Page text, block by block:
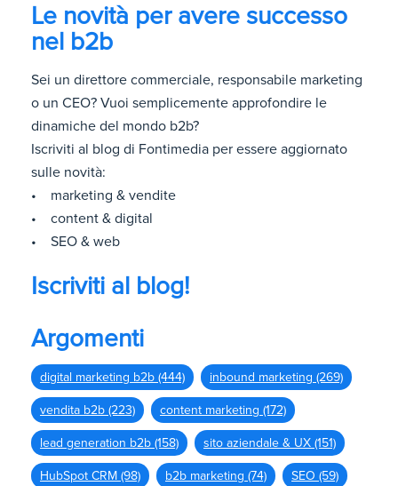
Le novità per avere successo
nel b2b
Sei un direttore commerciale, responsabile marketing
o un CEO? Vuoi semplicemente approfondire le
dinamiche del mondo b2b?
Iscriviti al blog di Fontimedia per essere aggiornato
sulle novità:
• marketing & vendite
• content & digital
• SEO & web
Iscriviti al blog!
Argomenti
digital marketing b2b (444) inbound marketing (269)
vendita b2b (223) content marketing (172)
lead generation b2b (158) sito aziendale & UX (151)
HubSpot CRM (98) b2b marketing (74) SEO (59)